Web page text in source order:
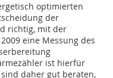
optimierten
der
richtig, mit der
eine Messung des
ist hierfür
daher gut beraten,